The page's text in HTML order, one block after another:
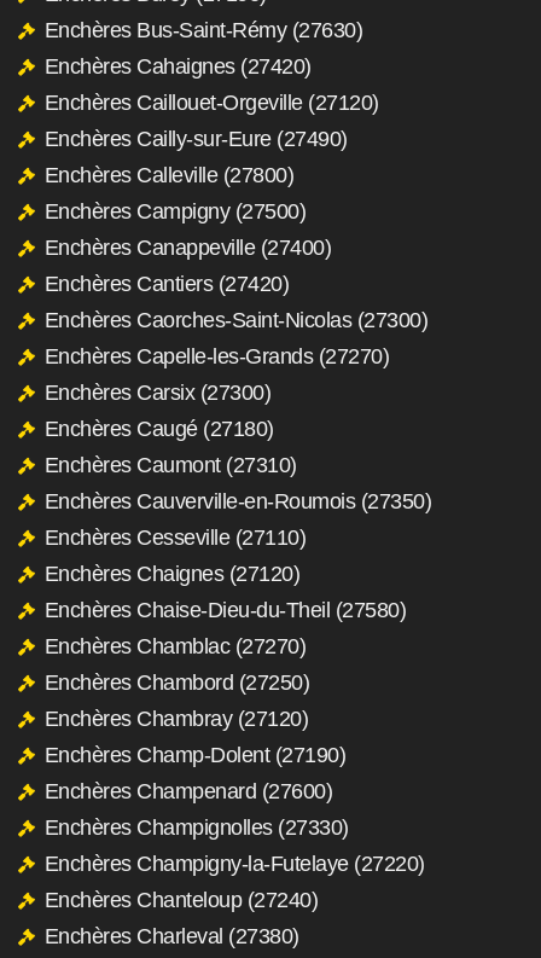
Enchères Bus-Saint-Rémy (27630)
Enchères Cahaignes (27420)
Enchères Caillouet-Orgeville (27120)
Enchères Cailly-sur-Eure (27490)
Enchères Calleville (27800)
Enchères Campigny (27500)
Enchères Canappeville (27400)
Enchères Cantiers (27420)
Enchères Caorches-Saint-Nicolas (27300)
Enchères Capelle-les-Grands (27270)
Enchères Carsix (27300)
Enchères Caugé (27180)
Enchères Caumont (27310)
Enchères Cauverville-en-Roumois (27350)
Enchères Cesseville (27110)
Enchères Chaignes (27120)
Enchères Chaise-Dieu-du-Theil (27580)
Enchères Chamblac (27270)
Enchères Chambord (27250)
Enchères Chambray (27120)
Enchères Champ-Dolent (27190)
Enchères Champenard (27600)
Enchères Champignolles (27330)
Enchères Champigny-la-Futelaye (27220)
Enchères Chanteloup (27240)
Enchères Charleval (27380)